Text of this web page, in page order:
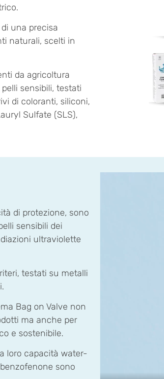
una precisa
naturali, scelti in
da agricoltura
sensibili, testati
di coloranti, siliconi,
Sulfate (SLS),
di protezione, sono
sensibili dei
ultraviolette
testati su metalli
Bag on Valve non
ma anche per
e sostenibile.
loro capacità water-
sono